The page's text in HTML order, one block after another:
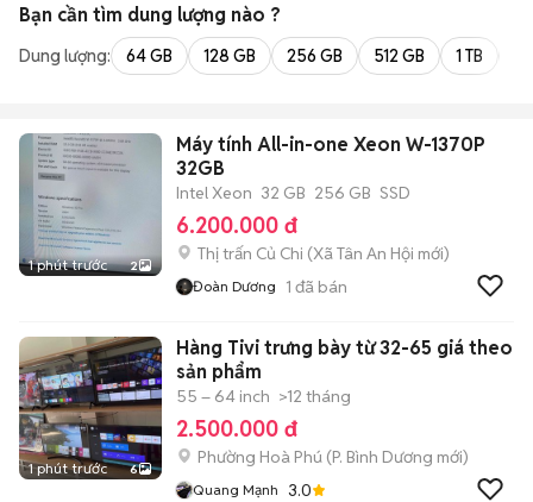
Bạn cần tìm dung lượng nào ?
Dung lượng: 64 GB 128 GB 256 GB 512 GB 1 TB
1 phút trước 2
Máy tính All-in-one Xeon W-1370P
32GB
Intel Xeon 32 GB 256 GB SSD
6.200.000 đ
Thị trấn Củ Chi (Xã Tân An Hội mới)
Đoàn Dương 1 đã bán
1 phút trước 6
Hàng Tivi trưng bày từ 32-65 giá theo
sản phẩm
55 – 64 inch >12 tháng
2.500.000 đ
Phường Hoà Phú (P. Bình Dương mới)
Quang Mạnh 3.0